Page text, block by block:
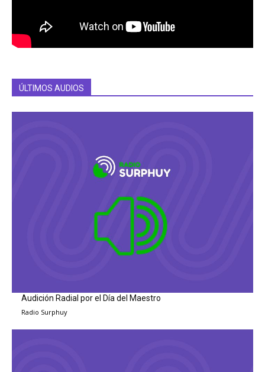
ÚLTIMOS AUDIOS
Audición Radial por el Día del Maestro
Radio Surphuy